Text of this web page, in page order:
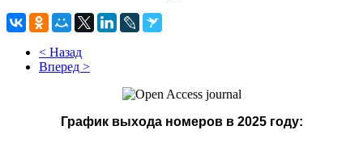
< Назад
Вперед >
График выхода номеров в 2025 году: